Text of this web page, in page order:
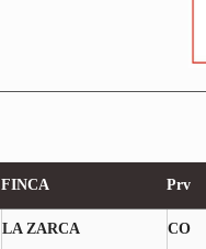
FINCA Prv
LA ZARCA CO